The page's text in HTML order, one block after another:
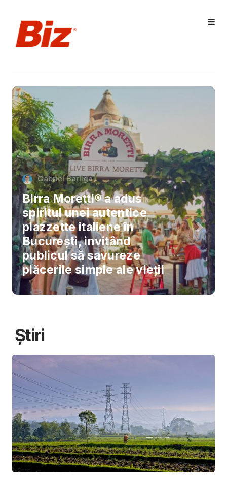
Gabriel Barliga
Birra Moretti® a adus
spiritul unei autentice
piazzette italiene în
București, invitând
publicul să savureze
plăcerile simple ale vieții
Știri